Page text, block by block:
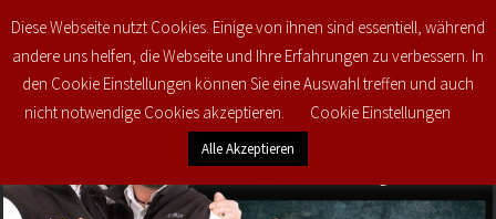
€ 0,00 0
Diese Webseite nutzt Cookies. Einige von ihnen sind essentiell, während
andere uns helfen, die Webseite und Ihre Erfahrungen zu verbessern. In
den Cookie Einstellungen können Sie eine Auswahl treffen und auch
nicht notwendige Cookies akzeptieren.
Cookie Einstellungen
Alle Akzeptieren